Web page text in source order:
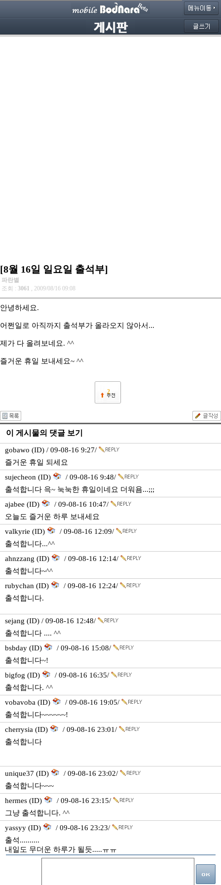
[8월 16일 일요일 출석부]
파란별
조회 : 3061 , 2009/08/16 09:08
안녕하세요.
어쩐일로 아직까지 출석부가 올라오지 않아서...
제가 다 올려보네요. ^^
즐거운 휴일 보내세요~ ^^
2
이 게시물의 댓글 보기
gobawo (ID) / 09-08-16 9:27/
즐거운 휴일 되세요
sujecheon (ID)
/ 09-08-16 9:48/
출석합니다 윽~ 눅눅한 휴일이네요 더워욤...;;;
ajabee (ID)
/ 09-08-16 10:47/
오늘도 즐거운 하루 보내세요
valkyrie (ID)
/ 09-08-16 12:09/
출석합니다...^^
ahnzzang (ID)
/ 09-08-16 12:14/
출석합니다~^^
rubychan (ID)
/ 09-08-16 12:24/
출석합니다.
sejang (ID) / 09-08-16 12:48/
출석합니다 .... ^^
bsbday (ID)
/ 09-08-16 15:08/
출석합니다~!
bigfog (ID)
/ 09-08-16 16:35/
출석합니다. ^^
vobavoba (ID)
/ 09-08-16 19:05/
출석합니다~~~~~~!
cherrysia (ID)
/ 09-08-16 23:01/
출석합니다
unique37 (ID)
/ 09-08-16 23:02/
출석합니다~~~
hermes (ID)
/ 09-08-16 23:15/
그냥 출석합니다. ^^
yassyy (ID)
/ 09-08-16 23:23/
출석..........
내일도 무더운 하루가 될듯.....ㅠㅠ